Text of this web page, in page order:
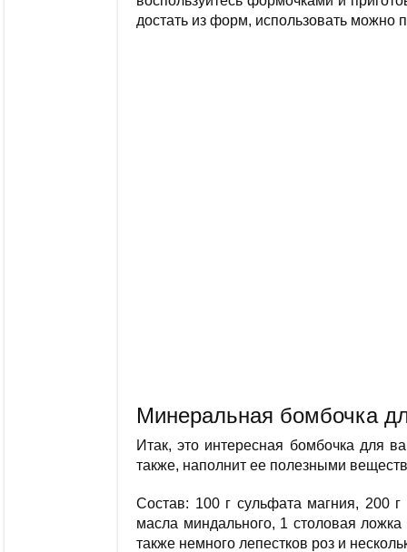
достать из форм, использовать можно
Минеральная бомбочка
Итак, это интересная бомбочка для
также, наполнит ее полезными
Состав: 100 г сульфата магния, 200
масла миндального, 1 столовая
также немного лепестков роз и